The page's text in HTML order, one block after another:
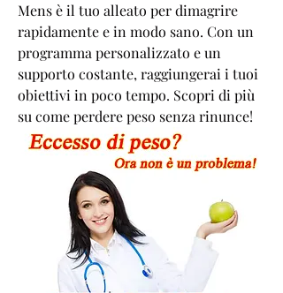
Mens è il tuo alleato per dimagrire
rapidamente e in modo sano. Con un
programma personalizzato e un
supporto costante, raggiungerai i tuoi
obiettivi in poco tempo. Scopri di più
su come perdere peso senza rinunce!